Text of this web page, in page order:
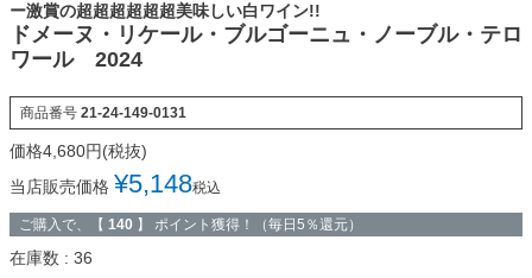
ー激賞の超超超超超超美味しい白ワイン!!
ドメーヌ・リケール・ブルゴーニュ・ノーブル・テロ
ワール 2024
商品番号 21-24-149-0131
当店販売価格 ¥5,148税込
ご購入で、【 140 】 ポイント獲得！（毎日5％還元）
在庫数 36